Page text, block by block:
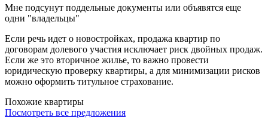
Мне подсунут поддельные документы или объявятся еще
одни "владельцы"
Если речь идет о новостройках, продажа квартир по
договорам долевого участия исключает риск двойных продаж.
Если же это вторичное жилье, то важно провести
юридическую проверку квартиры, а для минимизации рисков
можно оформить титульное страхование.
Похожие квартиры
Посмотреть все предложения